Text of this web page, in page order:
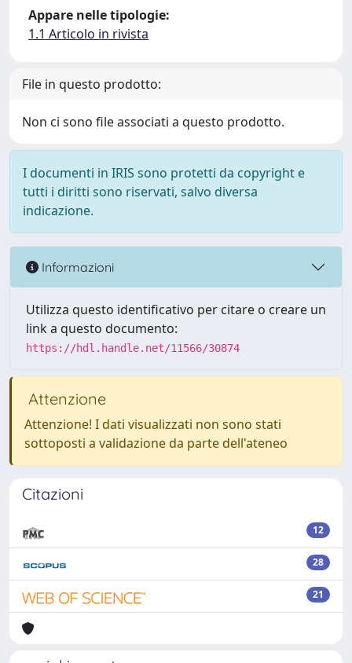
Appare nelle tipologie:
1.1 Articolo in rivista
File in questo prodotto:
Non ci sono file associati a questo prodotto.
I documenti in IRIS sono protetti da copyright e
tutti i diritti sono riservati, salvo diversa
indicazione.
Informazioni
Utilizza questo identificativo per citare o creare un
link a questo documento:
https://hdl.handle.net/11566/30874
Attenzione
Attenzione! I dati visualizzati non sono stati
sottoposti a validazione da parte dell'ateneo
Citazioni
12
28
21